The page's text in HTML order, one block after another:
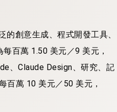
創意生成、程式開發工具、
百萬 1.50 美元／9 美元，
、Claude Design、研究、記
百萬 10 美元／50 美元，